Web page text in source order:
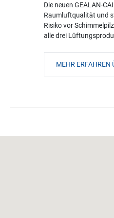
Die neuen GEALAN-
Raumluftqualität und
Risiko vor
alle drei
MEHR